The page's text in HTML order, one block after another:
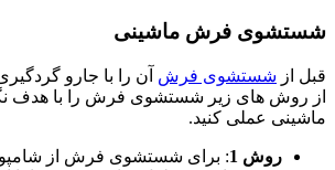
شستشوی فرش ماشینی
قبل از شستشوی فرش آن را با جارو
از روش های زیر شستشوی فرش را با هدف
ماشینی عملی کنید.
روش 1
: برای شستشوی فرش از شامپو